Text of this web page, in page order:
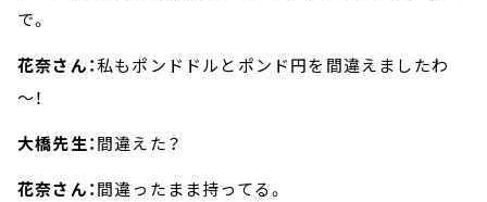
で。
花奈さん：私もポンドドルとポンド円を間違えましたわ
～！
大橋先生：間違えた？
花奈さん：間違ったまま持ってる。